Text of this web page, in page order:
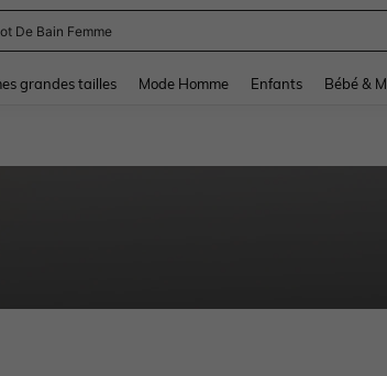
De Bain Femme
grandes tailles Mode Homme Enfants Bébé &